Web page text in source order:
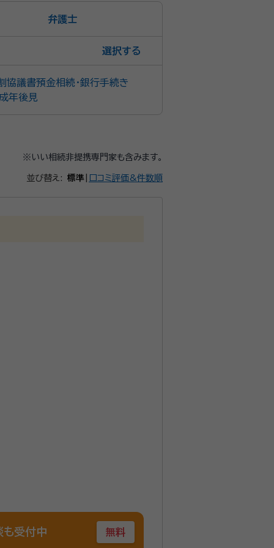
弁護士
選択
協議書預金相続・銀行手続き
年後見
※いい相続非提携専門家も含みます。
並び替え: 標準 口コミ評価&件数順
受付中 無料